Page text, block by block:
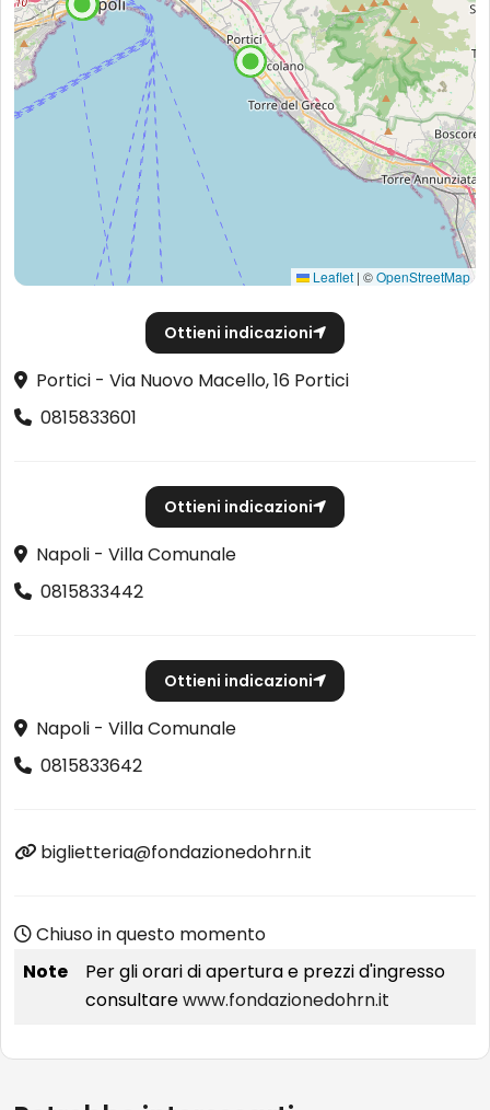
Leaflet | ©OpenStreetMap
Ottieni indicazioni
Portici - Via Nuovo Macello, 16 Portici
0815833601
Ottieni indicazioni
Napoli - Villa Comunale
0815833442
Ottieni indicazioni
Napoli - Villa Comunale
0815833642
biglietteria@fondazionedohrn.it
Chiuso in questo momento
Note
Per gli orari di apertura e prezzi d'ingresso
consultarewww.fondazionedohrn.it